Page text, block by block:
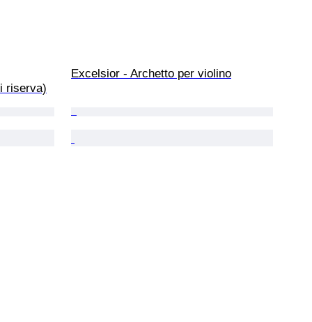
riserva)
Excelsior - Archetto per violino